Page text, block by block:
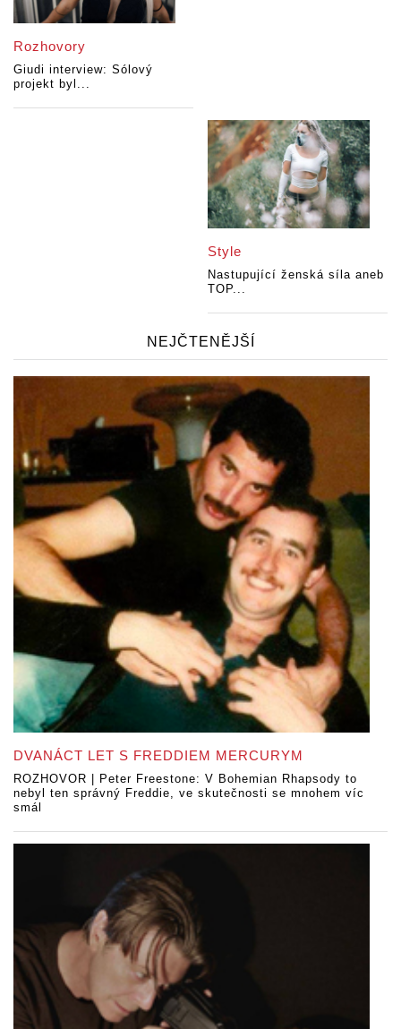
Rozhovory
Giudi interview: Sólový
projekt byl...
Style
Nastupující ženská síla aneb
TOP...
NEJČTENĚJŠÍ
DVANÁCT LET S FREDDIEM MERCURYM
ROZHOVOR | Peter Freestone: V Bohemian Rhapsody to
nebyl ten správný Freddie, ve skutečnosti se mnohem víc
smál